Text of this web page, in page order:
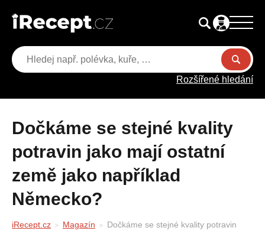
Rozšířené hledání
Dočkáme se stejné kvality
potravin jako mají ostatní
země jako například
Německo?
iRecept.cz Magazín
Dočkáme se stejné kvality potravin